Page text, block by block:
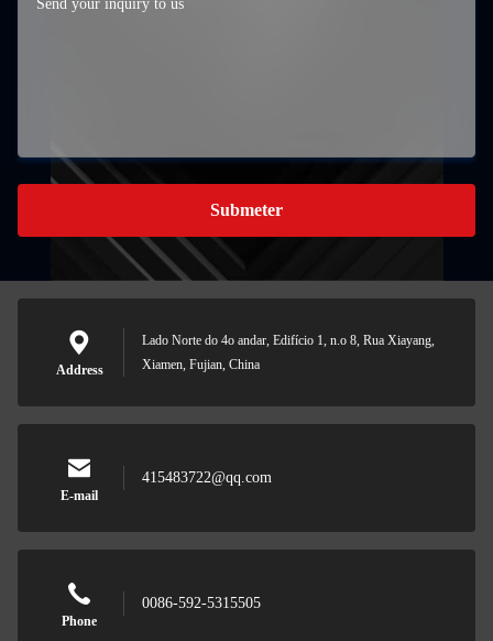
Submeter
Address
Lado Norte do 4o andar, Edifício 1, n.o 8, Rua Xiayang,
Xiamen, Fujian, China
E-mail
415483722@qq.com
Phone
0086-592-5315505